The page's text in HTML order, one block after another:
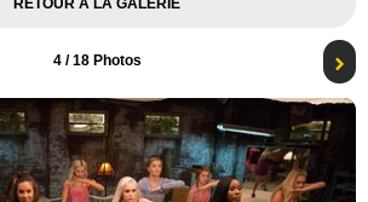
RETOUR À LA GALERIE
4/ 18 Photos